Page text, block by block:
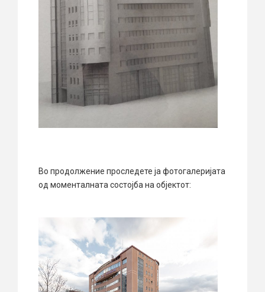
Во продолжение проследете ја фотогалеријата
од моменталната состојба на објектот: